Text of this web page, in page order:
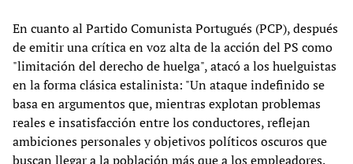
En cuanto al Partido Comunista Portugués (PCP), después
de emitir una crítica en voz alta de la acción del PS como
"limitación del derecho de huelga", atacó a los huelguistas
en la forma clásica estalinista: "Un ataque indefinido se
basa en argumentos que, mientras explotan problemas
reales e insatisfacción entre los conductores, reflejan
ambiciones personales y objetivos políticos oscuros que
buscan llegar a la población más que a los empleadores.